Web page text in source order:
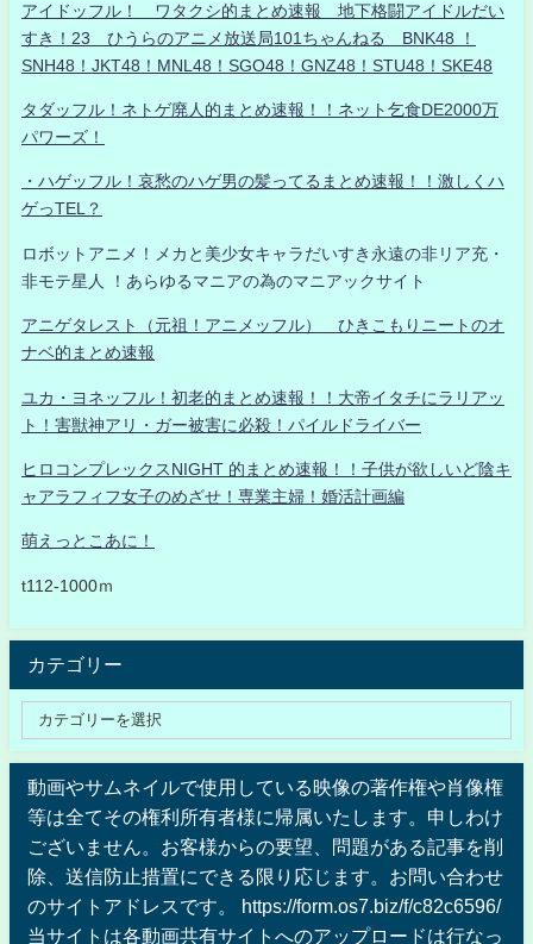
アイドッフル！ ワタクシ的まとめ速報 地下格闘アイドルだい
すき！23 ひうらのアニメ放送局101ちゃんねる BNK48 ！
SNH48！JKT48！MNL48！SGO48！GNZ48！STU48！SKE48
タダッフル！ネトゲ廃人的まとめ速報！！ネット乞食DE2000万
パワーズ！
・ハゲッフル！哀愁のハゲ男の髪ってるまとめ速報！！激しくハ
ゲっTEL？
ロボットアニメ！メカと美少女キャラだいすき永遠の非リア充・
非モテ星人 ！あらゆるマニアの為のマニアックサイト
アニゲタレスト（元祖！アニメッフル） ひきこもりニートのオ
ナベ的まとめ速報
ユカ・ヨネッフル！初老的まとめ速報！！大帝イタチにラリアッ
ト！害獣神アリ・ガー被害に必殺！パイルドライバー
ヒロコンプレックスNIGHT 的まとめ速報！！子供が欲しいど陰キ
ャアラフィフ女子のめざせ！専業主婦！婚活計画編
萌えっとこあに！
t112-1000ｍ
カテゴリー
動画やサムネイルで使用している映像の著作権や肖像権
等は全てその権利所有者様に帰属いたします。申しわけ
ございません。お客様からの要望、問題がある記事を削
除、送信防止措置にできる限り応じます。お問い合わせ
のサイトアドレスです。 https://form.os7.biz/f/c82c6596/
当サイトは各動画共有サイトへのアップロードは行なっ